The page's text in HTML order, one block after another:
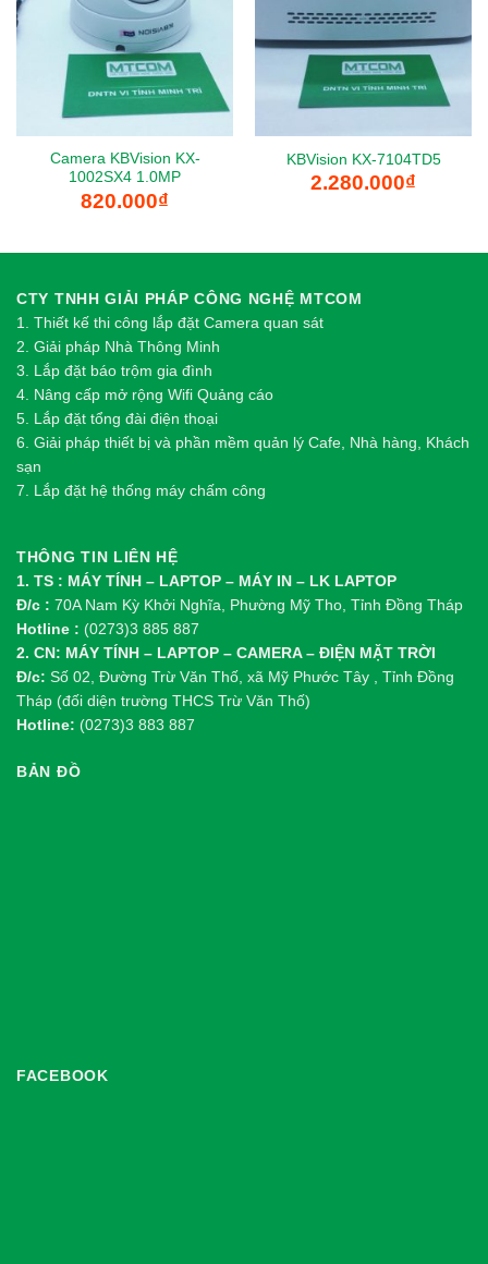
Camera KBVision KX-
1002SX4 1.0MP
820.000₫
KBVision KX-7104TD5
2.280.000₫
CTY TNHH GIẢI PHÁP CÔNG NGHỆ MTCOM
1. Thiết kế thi công lắp đặt Camera quan sát
2. Giải pháp Nhà Thông Minh
3. Lắp đặt báo trộm gia đình
4. Nâng cấp mở rộng Wifi Quảng cáo
5. Lắp đặt tổng đài điện thoại
6. Giải pháp thiết bị và phần mềm quản lý Cafe, Nhà hàng, Khách
sạn
7. Lắp đặt hệ thống máy chấm công
THÔNG TIN LIÊN HỆ
1. TS : MÁY TÍNH – LAPTOP – MÁY IN – LK LAPTOP
Đ/c : 70A Nam Kỳ Khởi Nghĩa, Phường Mỹ Tho, Tỉnh Đồng Tháp
Hotline : (0273)3 885 887
2. CN: MÁY TÍNH – LAPTOP – CAMERA – ĐIỆN MẶT TRỜI
Đ/c: Số 02, Đường Trừ Văn Thố, xã Mỹ Phước Tây , Tỉnh Đồng
Tháp (đối diện trường THCS Trừ Văn Thố)
Hotline: (0273)3 883 887
BẢN ĐỒ
FACEBOOK